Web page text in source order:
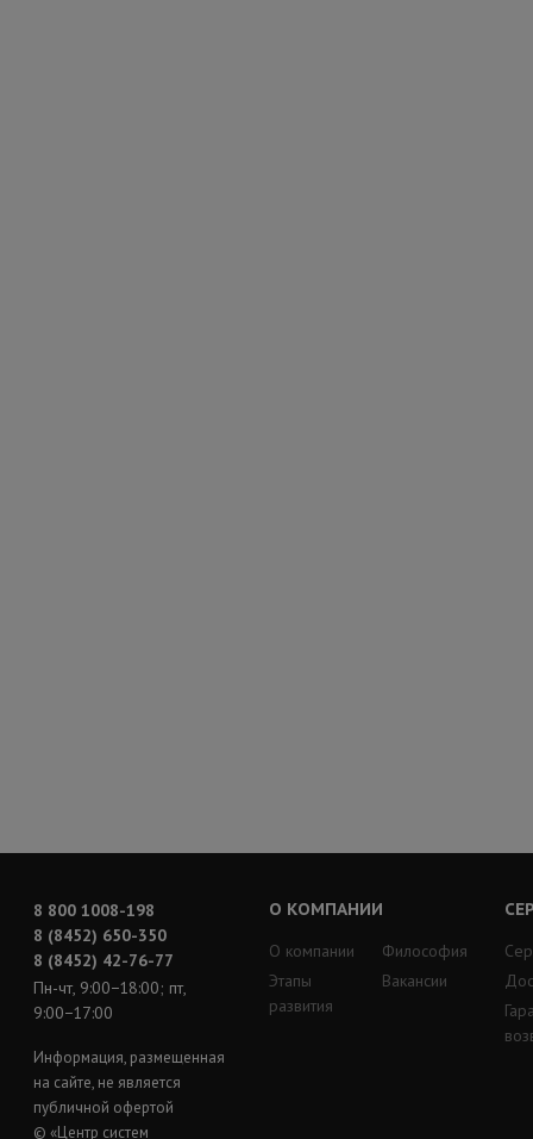
8 800 1008-198
8 (8452) 650-350
8 (8452) 42-76-77
Пн-чт, 9:00−18:00; пт,
9:00−17:00
Информация, размещенная
на сайте, не является
публичной офертой
© «Центр систем
О КОМПАНИИ
О компании
Этапы
развития
Философия
Вакансии